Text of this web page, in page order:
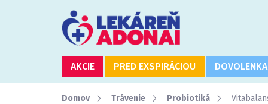
AKCIE PRED EXSPIRÁCIOU DOVOLENKA
Domov Trávenie Probiotiká